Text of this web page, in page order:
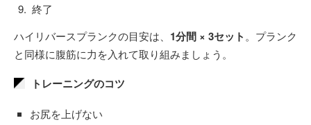
終了
ハイリバースプランクの目安は、 1分間 × 3セット。プランク
と同様に腹筋に力を入れて取り組みましょう。
トレーニングのコツ
お尻を上げない